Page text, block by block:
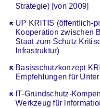
Strategie) [von 2009]
UP KRITIS (öffentlich-
Kooperation zwischen
Staat zum Schutz
Infrastruktur)
Öffnet sich in einem
Basisschutzkonzept
Empfehlungen für
Öffnet sich in einem
IT-Grundschutz-
Werkzeug für
Öffnet sich in einem